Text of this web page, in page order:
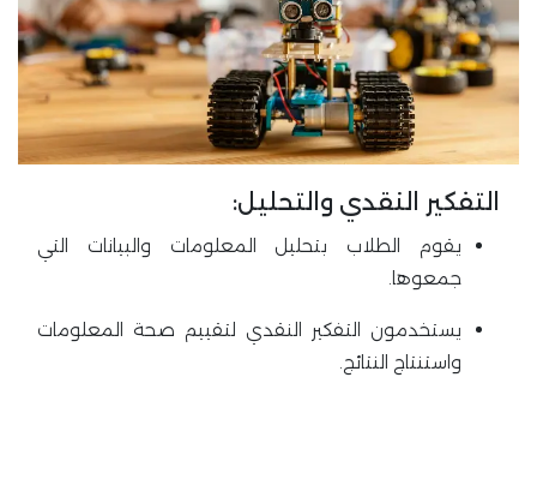
التفكير النقدي والتحليل:
يقوم الطلاب بتحليل المعلومات والبيانات التي
جمعوها.
يستخدمون التفكير النقدي لتقييم صحة المعلومات
واستنتاج النتائج.